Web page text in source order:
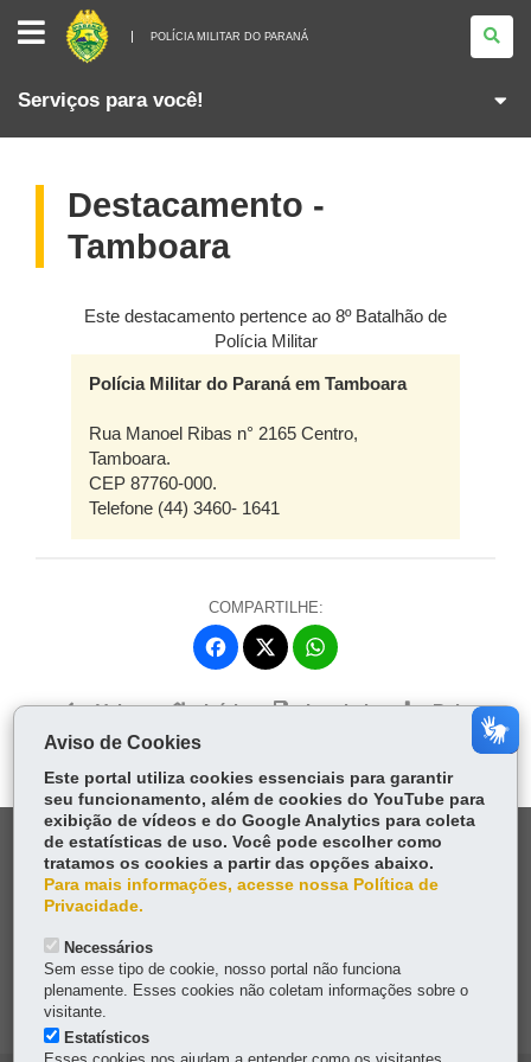
POLÍCIA
MILITAR
DO
PARANÁ
POLÍCIA MILITAR DO PARANÁ
Serviços para você!
Destacamento -
Tamboara
Este destacamento pertence ao 8º Batalhão de
Polícia Militar
Polícia Militar do Paraná em Tamboara
Rua Manoel Ribas n° 2165 Centro,
Tamboara.
CEP 87760-000.
Telefone (44) 3460- 1641
COMPARTILHE:
Fa
ce
bo
ts
Voltar Início Imprimir Baixar
DENUNCIE CORRUPÇÃO
TRANSPARÊNCIA INSTITUCIONAL
Aviso de Cookies
Este portal utiliza cookies essenciais para garantir
seu funcionamento, além de cookies do YouTube para
exibição de vídeos e do Google Analytics para coleta
de estatísticas de uso. Você pode escolher como
tratamos os cookies a partir das opções abaixo.
Para mais informações, acesse nossa Política de
Privacidade.
Necessários
Sem esse tipo de cookie, nosso portal não funciona
plenamente. Esses cookies não coletam informações sobre o
visitante.
Estatísticos